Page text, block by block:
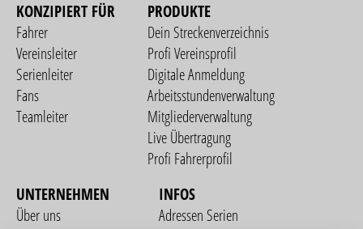
KONZIPIERT FÜR
Fahrer
Vereinsleiter
Serienleiter
Fans
Teamleiter
PRODUKTE
Dein Streckenverzeichnis
Profi Vereinsprofil
Digitale Anmeldung
Arbeitsstundenverwaltung
Mitgliederverwaltung
Live Übertragung
Profi Fahrerprofil
UNTERNEHMEN
Über uns
INFOS
Adressen Serien